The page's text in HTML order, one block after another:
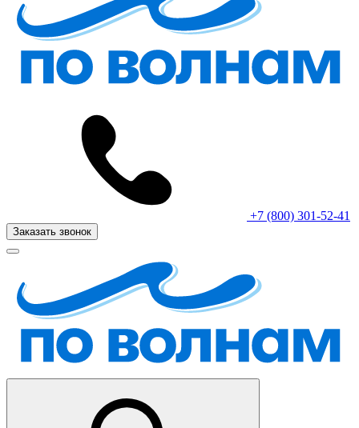
+7 (800) 301-52-41
Заказать звонок